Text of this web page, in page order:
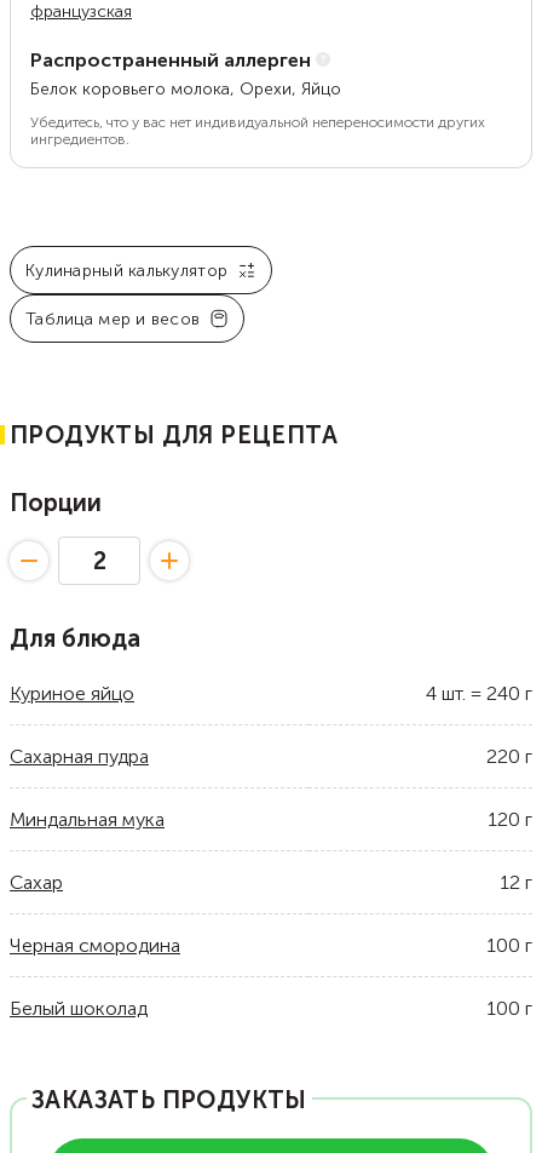
французская
Распространенный аллерген
Белок коровьего молока, Орехи, Яйцо
Убедитесь, что у вас нет индивидуальной непереносимости других
ингредиентов.
Кулинарный калькулятор
Таблица мер и весов
ПРОДУКТЫ ДЛЯ РЕЦЕПТА
Порции
Для блюда
Куриное яйцо 4 шт. = 240 г
Сахарная пудра 220 г
Миндальная мука 120 г
Сахар 12 г
Черная смородина 100 г
Белый шоколад 100 г
ЗАКАЗАТЬ ПРОДУКТЫ